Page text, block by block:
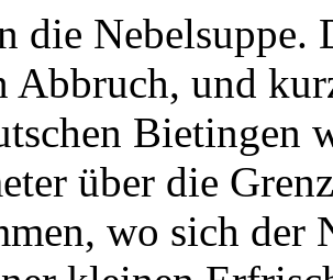
die
Abbruch, und
Bietingen
über die
wo sich der